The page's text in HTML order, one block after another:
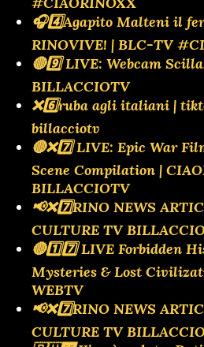
🎧4️⃣Agapito Malteni il
RINOVIVE! | BLC-TV
🔴9️⃣ LIVE: Webcam
BILLACCIOTV
❌️6️⃣ruba agli italiani |
billacciotv
🔴❌️7️⃣ LIVE: Epic War
Scene Compilation |
BILLACCIOTV
📢❌️7️⃣RINO NEWS
CULTURE TV
🔴1️⃣7️⃣ LIVE Forbidden
Mysteries & Lost
WEBTV
📢❌️7️⃣RINO NEWS
CULTURE TV